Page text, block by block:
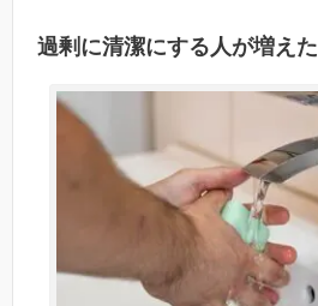
過剰に清潔にする人が増えた